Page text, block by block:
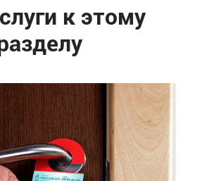
к этому